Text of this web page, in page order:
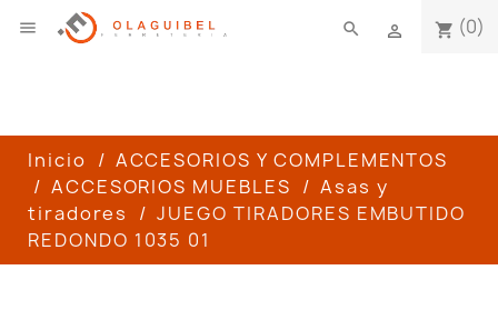
 shopping_cart (0)

search
Inicio
ACCESORIOS Y COMPLEMENTOS
ACCESORIOS MUEBLES
Asas y
tiradores
JUEGO TIRADORES EMBUTIDO
REDONDO 1035 01